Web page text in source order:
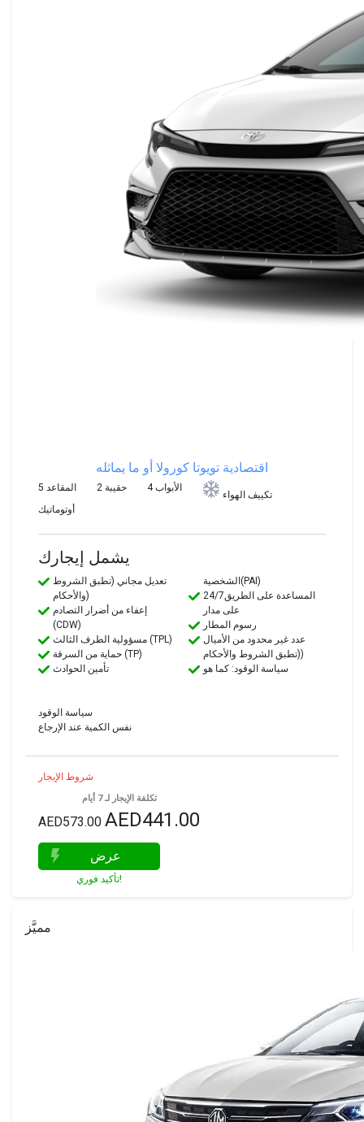
اقتصادية تويوتا كورولا أو ما يماثله
5 المقاعد 2 حقيبة 4 الأبواب
تكييف الهواء
أوتوماتيك
يشمل إيجارك
تعديل مجاني (تطبق الشروط
والأحكام)
إعفاء من أضرار التصادم
(CDW)
مسؤولية الطرف الثالث (TPL)
حماية من السرقة (TP)
تأمين الحوادث
الشخصية(PAI)
24/7المساعدة على الطريق
على مدار
رسوم المطار
عدد غير محدود من الأميال
(تطبق الشروط والأحكام)
سياسة الوقود: كما هو
سياسة الوقود
نفس الكمية عند الإرجاع
شروط الإيجار
تكلفة الإيجار لـ 7 أيام
AED573.00 AED441.00
عرض
تأكيد فوري!
مميَّز